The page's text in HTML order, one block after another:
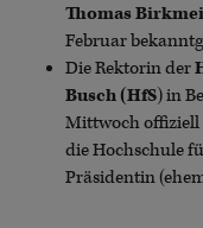
Thomas
Februar
Die Rektorin der
Busch (HfS) in
Mittwoch offiziell
die Hochschule
Präsidentin